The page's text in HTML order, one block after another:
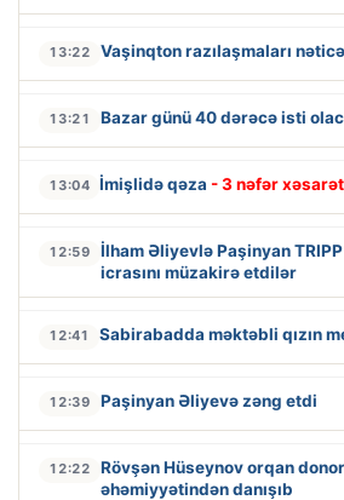
13:22 Vaşinqton razılaşmaları
13:21 Bazar günü 40 dərəcə isti
13:04 İmişlidə qəza - 3 nəfər xəsarət
12:59
İlham Əliyevlə Paşinyan
icrasını müzakirə etdilər
12:41 Sabirabadda məktəbli qızın
12:39 Paşinyan Əliyevə zəng etdi
12:22
Rövşən Hüseynov orqan
əhəmiyyətindən danışıb